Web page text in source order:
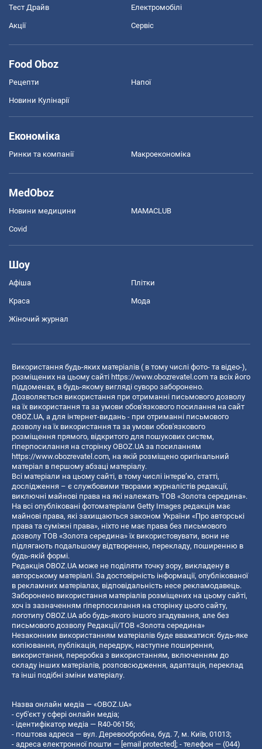
Тест Драйв Електромобілі
Акції Сервіс
Food Oboz
Рецепти Напої
Новини Кулінарії
Економіка
Ринки та компанії Макроекономіка
MedOboz
Новини медицини MAMACLUB
Covid
Шоу
Афіша Плітки
Краса Мода
Жіночий журнал
Використання будь-яких матеріалів ( в тому числі фото- та відео-),
розміщених на цьому сайті https://www.obozrevatel.com та всіх його
піддоменах, в будь-якому вигляді суворо заборонено.
Дозволяється використання при отриманні письмового дозволу
на їх використання та за умови обов'язкового посилання на сайт
OBOZ.UA, а для інтернет-видань - при отриманні письмового
дозволу на їх використання та за умови обов'язкового
розміщення прямого, відкритого для пошукових систем,
гіперпосилання на сторінку OBOZ.UA за посиланням
https://www.obozrevatel.com, на якій розміщено оригінальний
матеріал в першому абзаці матеріалу.
Всі матеріали на цьому сайті, в тому числі інтерв’ю, статті,
дослідження – є службовими творами журналістів редакції,
виключні майнові права на які належать ТОВ «Золота середина».
На всі опубліковані фотоматеріали Getty Images редакція має
майнові права, які захищаються законом України «Про авторські
права та суміжні права», ніхто не має права без письмового
дозволу ТОВ «Золота середина» їх використовувати, вони не
підлягають подальшому відтворенню, перекладу, поширенню в
будь-якій формі.
Редакція OBOZ.UA може не поділяти точку зору, викладену в
авторському матеріалі. За достовірність інформації, опублікованої
в рекламних матеріалах, відповідальність несе рекламодавець.
Заборонено використання матеріалів розміщених на цьому сайті,
хоч із зазначенням гіперпосилання на сторінку цього сайту,
логотипу OBOZ.UA або будь-якого іншого згадування, але без
письмового дозволу Редакції/ТОВ «Золота середина»
Незаконним використанням матеріалів буде вважатися: будь-яке
копiювання, публiкацiя, передрук, наступне поширення,
використання, переробка з використанням, включенням до
складу інших матеріалів, розповсюдження, адаптація, переклад
та інші подібні зміни матеріалу.
Назва онлайн медіа — «OBOZ.UA»
- суб'єкт у сфері онлайн медіа;
- ідентифікатор медіа — R40-06156;
- поштова адреса — вул. Деревообробна, буд. 7, м. Київ, 01013;
- адреса електронної пошти — [email protected] ; - телефон — (044)